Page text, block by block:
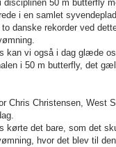
disciplinen 50 m butterfly
i en samlet
to danske rekorder ved
kan vi også i dag glæde
i 50 m butterfly, det
Chris Christensen, West
kørte det bare, som det
hvor det blev til